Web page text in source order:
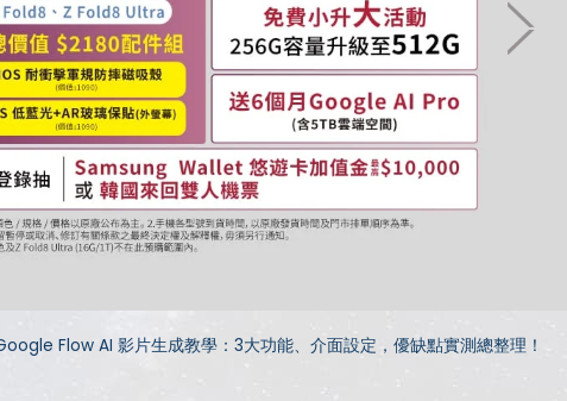
Flow AI 影片生成教學：3大功能、介面設定，優缺點實測總整理！